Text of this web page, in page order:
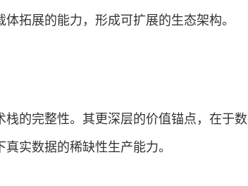
拓展的能力，形成可扩展的生态架构。
的完整性。其更深层的价值锚点，在于数
实数据的稀缺性生产能力。